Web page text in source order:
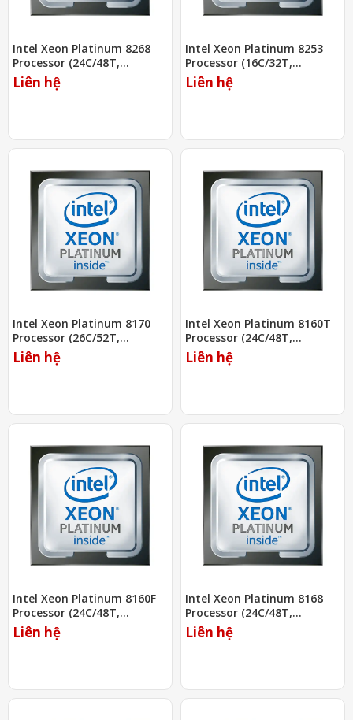
Intel Xeon Platinum 8268
Processor (24C/48T,
2.90Ghz, 35.75MB)
Liên hệ
Intel Xeon Platinum 8253
Processor (16C/32T,
2.20Ghz, 22MB)
Liên hệ
Intel Xeon Platinum 8170
Processor (26C/52T,
2.10Ghz, 35.75MB)
Liên hệ
Intel Xeon Platinum 8160T
Processor (24C/48T,
2.10Ghz, 33MB)
Liên hệ
Intel Xeon Platinum 8160F
Processor (24C/48T,
2.10Ghz, 33MB)
Liên hệ
Intel Xeon Platinum 8168
Processor (24C/48T,
2.70Ghz, 33MB)
Liên hệ